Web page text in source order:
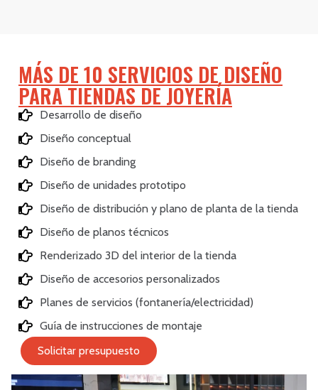
MÁS DE 10 SERVICIOS DE DISEÑO
PARA TIENDAS DE JOYERÍA
Desarrollo de diseño
Diseño conceptual
Diseño de branding
Diseño de unidades prototipo
Diseño de distribución y plano de planta de la tienda
Diseño de planos técnicos
Renderizado 3D del interior de la tienda
Diseño de accesorios personalizados
Planes de servicios (fontanería/electricidad)
Guía de instrucciones de montaje
Solicitar presupuesto